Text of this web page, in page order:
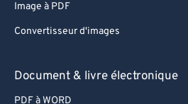
Image à PDF
Convertisseur d'images
Document & livre électronique
PDF à WORD